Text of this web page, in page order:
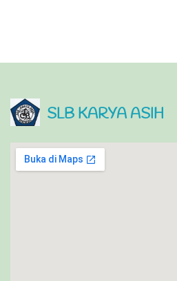
SLB KARYA ASIH